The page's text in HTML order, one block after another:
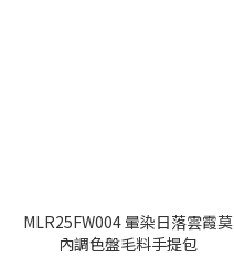
MLR25FW004 暈染日落雲霞莫
內調色盤毛料手提包